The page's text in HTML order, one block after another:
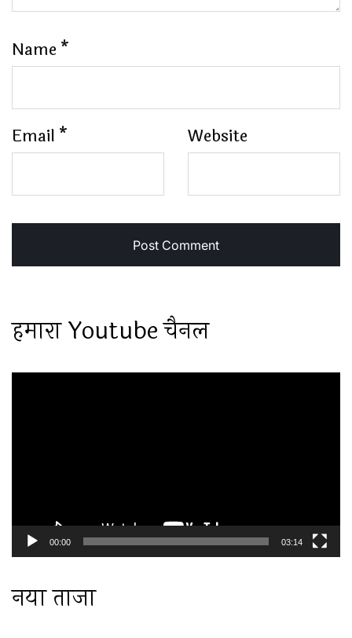
Name *
Email * Website
हमारा Youtube चैनल
00:00 03:14
नया ताजा